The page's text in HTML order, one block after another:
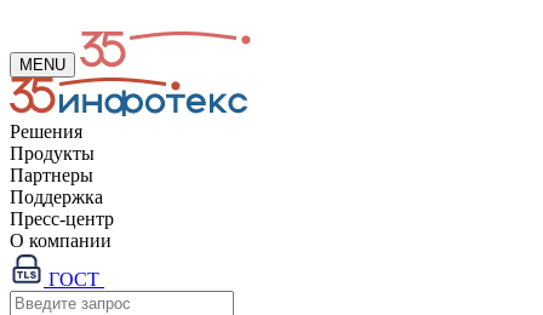
MENU
Решения
Продукты
Партнеры
Поддержка
Пресс-центр
О компании
ГОСТ